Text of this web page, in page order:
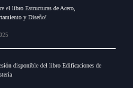
el libro Estructuras de Acero,
y Diseño!
disponible del libro Edificaciones de